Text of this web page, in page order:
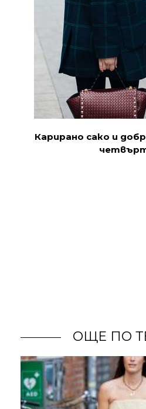
Карирано сако и
ОЩЕ ПО